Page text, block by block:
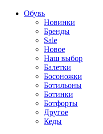
Обувь
Новинки
Бренды
Sale
Новое
Наш выбор
Балетки
Босоножки
Ботильоны
Ботинки
Ботфорты
Другое
Кеды